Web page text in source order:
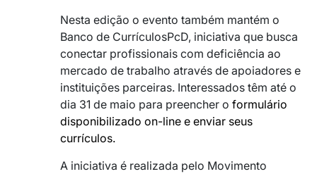
Nesta edição o evento também mantém o
Banco de CurrículosPcD, iniciativa que busca
conectar profissionais com deficiência ao
mercado de trabalho através de apoiadores e
instituições parceiras. Interessados têm até o
dia 31 de maio para preencher o formulário
disponibilizado on-line e enviar seus
currículos.
A iniciativa é realizada pelo Movimento